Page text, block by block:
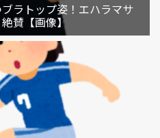
ラトップ姿！エハラマサ
賛【画像】